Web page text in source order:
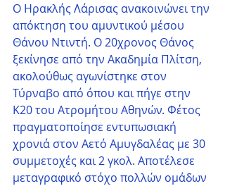
Ο Ηρακλής Λάρισας ανακοινώνει την
απόκτηση του αμυντικού μέσου
Θάνου Ντιντή. Ο 20χρονος Θάνος
ξεκίνησε από την Ακαδημία Πλίτση,
ακολούθως αγωνίστηκε στον
Τύρναβο από όπου και πήγε στην
Κ20 του Ατρομήτου Αθηνών. Φέτος
πραγματοποίησε εντυπωσιακή
χρονιά στον Αετό Αμυγδαλέας με 30
συμμετοχές και 2 γκολ. Αποτέλεσε
μεταγραφικό στόχο πολλών ομάδων